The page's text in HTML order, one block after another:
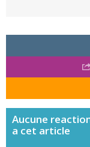
Aucune
a cet article